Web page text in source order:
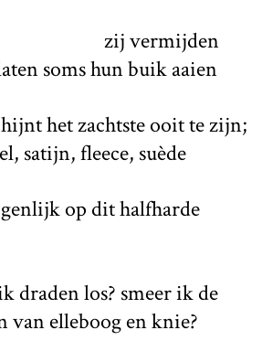
zij vermijden
soms hun buik aaien
het zachtste ooit te zijn;
satijn, fleece, suède
op dit halfharde
draden los? smeer ik de
van elleboog en knie?